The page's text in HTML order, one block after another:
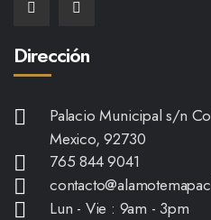
Dirección
Palacio Municipal s/n
Mexico, 92730
765 844 9041
Lun - Vie : 9am - 3pm